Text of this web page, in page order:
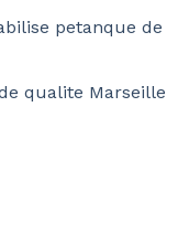
petanque de
qualite Marseille